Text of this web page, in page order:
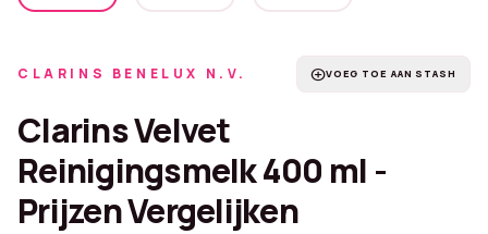
CLARINS BENELUX N.V. add_circleVOEG TOE AAN STASH
Clarins Velvet
Reinigingsmelk 400 ml -
Prijzen Vergelijken